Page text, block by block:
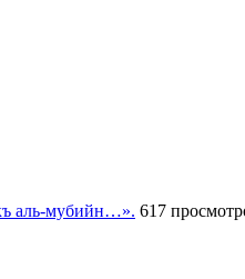
аль-мубийн…». 617